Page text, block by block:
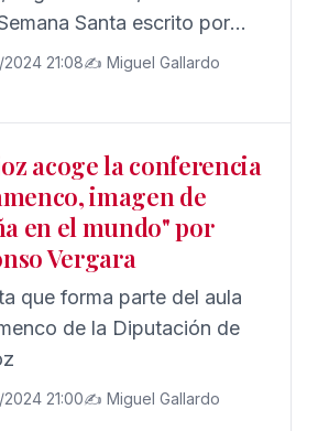
Santa escrito por
21:08✍️ Miguel Gallardo
acoge la conferencia
imagen de
en el mundo" por
Vergara
que forma parte del aula
de la Diputación de
21:00✍️ Miguel Gallardo